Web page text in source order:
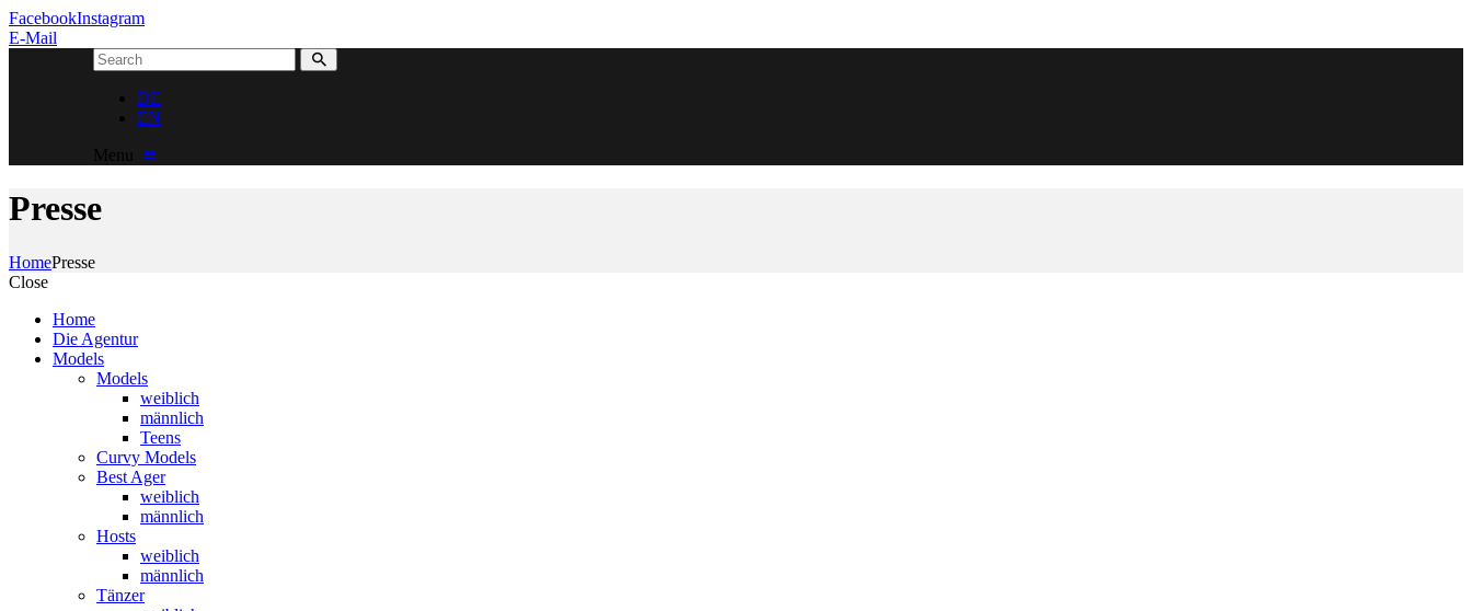
FacebookInstagram
E-Mail
DE
EN
Menu
Presse
HomePresse
Close
Home
Die Agentur
Models
Models
weiblich
männlich
Teens
Curvy Models
Best Ager
weiblich
männlich
Hosts
weiblich
männlich
Tänzer